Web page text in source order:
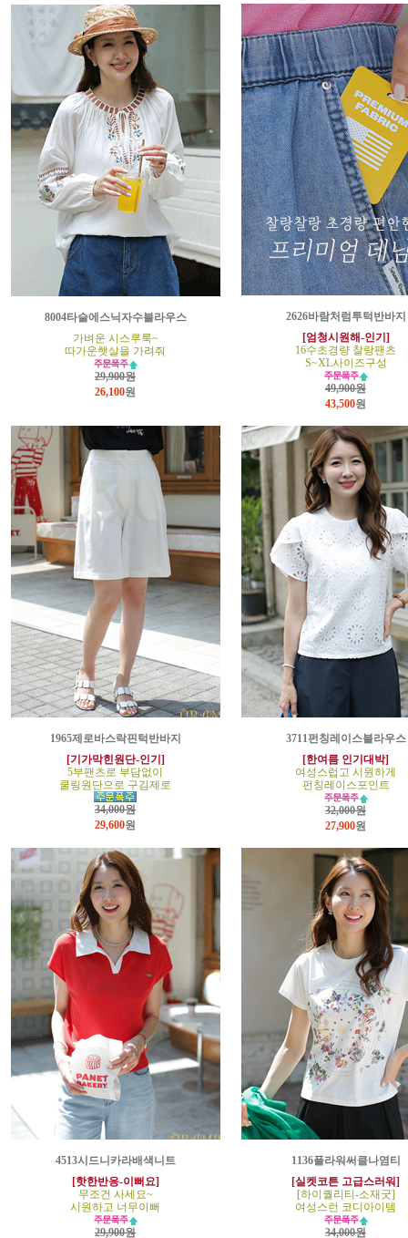
8004타슬에스닉자수블라우스
가벼운 시스루룩~
따가운햇살을 가려줘
29,900원
26,100원
2626바람처럼투턱반바지
[엄청시원해-인기]
16수초경량 찰랑팬츠
S~XL사이즈구성
49,900원
43,500원
1965제로바스락핀턱반바지
[기가막힌원단-인기]
5부팬츠로 부담없이
쿨링원단으로 구김제로
34,000원
29,600원
3711펀칭레이스블라우스
[한여름 인기대박]
여성스럽고 시원하게
펀칭레이스포인트
32,000원
27,900원
4513시드니카라배색니트
[핫한반응-이뻐요]
무조건 사세요~
시원하고 너무이뻐
29,900원
1136플라워써클나염티
[실켓코튼 고급스러워]
[하이퀄리티-소재굿]
여성스런 코디아이템
34,000원